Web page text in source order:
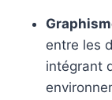
entre les
intégrant